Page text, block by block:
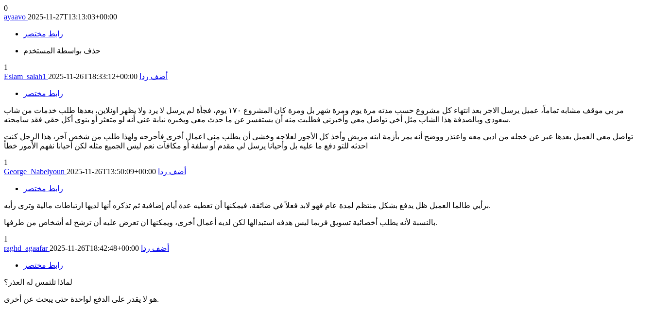
0
ayaavo 2025-11-27T13:13:03+00:00
رابط مختصر
حذف بواسطة المستخدم
1
Eslam_salah1 2025-11-26T18:33:12+00:00 أضف ردا
رابط مختصر
مر بي موقف مشابه تماماً، عميل يرسل الاجر بعد انتهاء كل مشروع حسب مدته مرة يوم ومرة شهر بل ومرة كان المشروع ١٧٠ يوم، فجأة لم يرسل لا يرد ولا يظهر اونلاين، بعدها طلب خدمات من شاب
سعودي وبالصدفة هذا الشاب مثل أخي تواصل معي وأخبرني فطلبت منه أن يستفسر عن ما حدث معي ويخبره نيابة عني أنه لو متعثر أو ينوي أكل حقي فقد سامحته.
تواصل معي العميل بعدها عبر عن خجله من ادبي معه واعتذر ووضح أنه يمر بأزمة ابنه مريض وأخذ كل الأجور لعلاجه وخشى أن يطلب مني اعمال أخرى فأحرجه ولهذا طلب من شخص آخر، هذا الرجل كنت
احدثه للتو دفع ما عليه بل وأحيانا يرسل لي مقدم أو سلفة أو مكافآت نعم ليس الجميع مثله لكن أحيانا نفهم الأمور خطأ
1
George_Nabelyoun 2025-11-26T13:50:09+00:00 أضف ردا
رابط مختصر
برأيي طالما العميل ظل يدفع بشكل منتظم لمدة عام فهو لابد فعلاً في ضائقة، فيمكنها أن تعطيه عدة أيام إضافية ثم تذكره أنها لديها ارتباطات مالية وترى رأيه.
بالنسبة لأنه يطلب أخصائية تسويق فربما ليس هدفه استبدالها لكن لديه أعمال أخرى، ويمكنها ان تعرض عليه أن ترشح له أشخاص من طرفها.
1
raghd_agaafar 2025-11-26T18:42:48+00:00 أضف ردا
رابط مختصر
لماذا تلتمس له العذر؟
هو لا يقدر على الدفع لواحدة حتى يبحث عن أخرى.